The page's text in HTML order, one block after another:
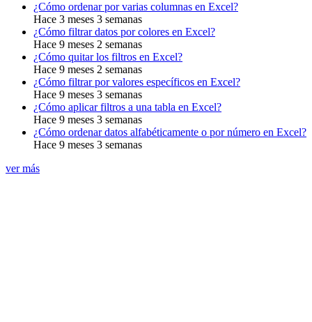
¿Cómo ordenar por varias columnas en Excel?
Hace 3 meses 3 semanas
¿Cómo filtrar datos por colores en Excel?
Hace 9 meses 2 semanas
¿Cómo quitar los filtros en Excel?
Hace 9 meses 2 semanas
¿Cómo filtrar por valores específicos en Excel?
Hace 9 meses 3 semanas
¿Cómo aplicar filtros a una tabla en Excel?
Hace 9 meses 3 semanas
¿Cómo ordenar datos alfabéticamente o por número en Excel?
Hace 9 meses 3 semanas
ver más